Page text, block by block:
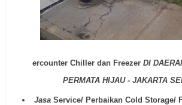
ercounter Chiller dan Freezer DI
PERMATA HIJAU - JAKARTA
Jasa Service/ Perbaikan Cold Storage/